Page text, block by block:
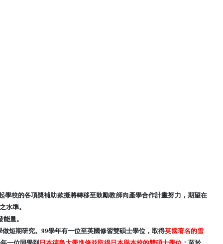
校的各項奬補助款擬將轉移至鼓勵教師向產學合作計畫努力，期望在
水準。
量。
短期研究。99學年有一位至英國修習雙碩士學位，取得英國著名的雪